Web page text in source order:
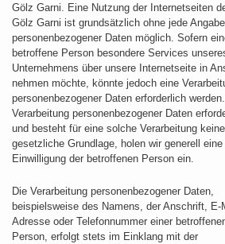
Gölz Garni. Eine Nutzung der Internetseiten
Gölz Garni ist grundsätzlich ohne jede Angabe
personenbezogener Daten möglich. Sofern
betroffene Person besondere Services
Unternehmens über unsere Internetseite in
nehmen möchte, könnte jedoch eine
personenbezogener Daten erforderlich
Verarbeitung personenbezogener Daten
und besteht für eine solche Verarbeitung keine
gesetzliche Grundlage, holen wir generell eine
Einwilligung der betroffenen Person ein.
Die Verarbeitung personenbezogener Daten,
beispielsweise des Namens, der Anschrift, E-
Adresse oder Telefonnummer einer
Person, erfolgt stets im Einklang mit der